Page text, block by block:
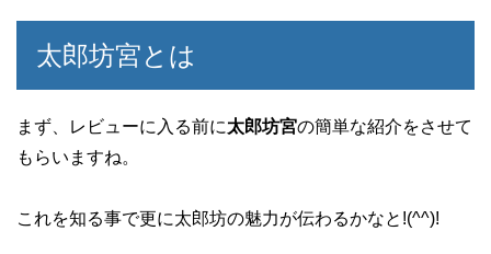
太郎坊宮とは
まず、レビューに入る前に太郎坊宮の簡単な紹介をさせて
もらいますね。
これを知る事で更に太郎坊の魅力が伝わるかなと!(^^)!